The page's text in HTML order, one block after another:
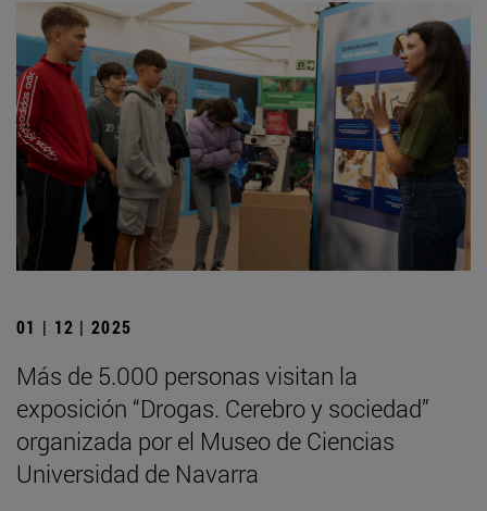
01 | 12 | 2025
Más de 5.000 personas visitan la
exposición “Drogas. Cerebro y sociedad”
organizada por el Museo de Ciencias
Universidad de Navarra